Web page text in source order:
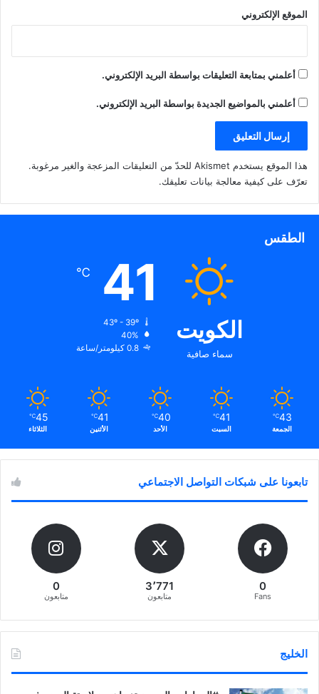
الموقع الإلكتروني
أعلمني بمتابعة التعليقات بواسطة البريد الإلكتروني.
أعلمني بالمواضيع الجديدة بواسطة البريد الإلكتروني.
هذا الموقع يستخدم Akismet للحدّ من التعليقات المزعجة والغير مرغوبة.
تعرّف على كيفية معالجة بيانات تعليقك.
الطقس
الكويت
سماء صافية
41
℃
40%
0.8 كيلومتر/ساعة
43
℃
الجمعة
41
℃
السبت
40
℃
الأحد
41
℃
الأثنين
45
℃
الثلاثاء
تابعونا على شبكات التواصل الاجتماعي
0
Fans
3٬771
متابعون
0
متابعون
الخليج